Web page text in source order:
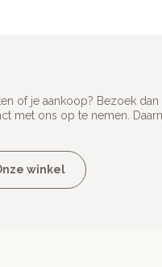
of je aankoop? Bezoek
met ons op te nemen.
winkel